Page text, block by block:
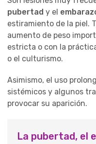
pubertad y el
estiramiento de la piel.
aumento de peso
estricta o con la
o el culturismo.
Asimismo, el uso
sistémicos y algunos
provocar su aparición.
La pubertad, el